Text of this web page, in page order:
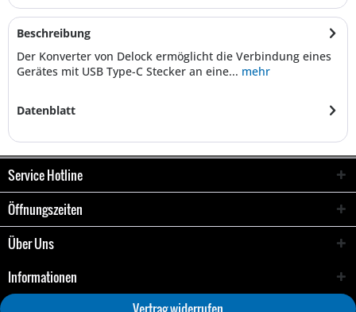
Beschreibung
Der Konverter von Delock ermöglicht die Verbindung eines
Gerätes mit USB Type-C Stecker an eine... mehr
Datenblatt
Service Hotline
Öffnungszeiten
Über Uns
Informationen